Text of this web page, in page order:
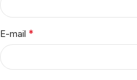
E-mail *